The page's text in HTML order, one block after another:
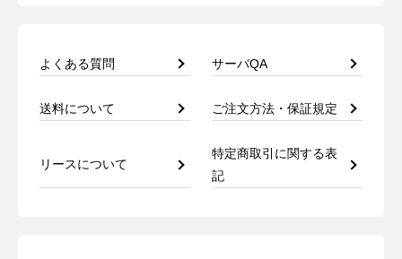
よくある質問 サーバQA
送料について ご注文方法・保証規定
リースについて
特定商取引に関する表
記